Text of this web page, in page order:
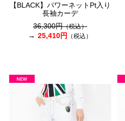
【BLACK】パワーネットPt入り
長袖カーデ
36,300円（税込）
25,410円 （税込）